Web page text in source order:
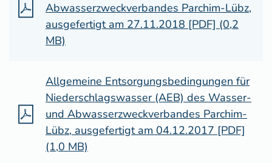
Abwasserzweckverbandes Parchim-Lübz,
ausgefertigt am 27.11.2018 [PDF] (0,2
MB)
Allgemeine Entsorgungsbedingungen für
Niederschlagswasser (AEB) des Wasser-
und Abwasserzweckverbandes Parchim-
Lübz, ausgefertigt am 04.12.2017 [PDF]
(1,0 MB)